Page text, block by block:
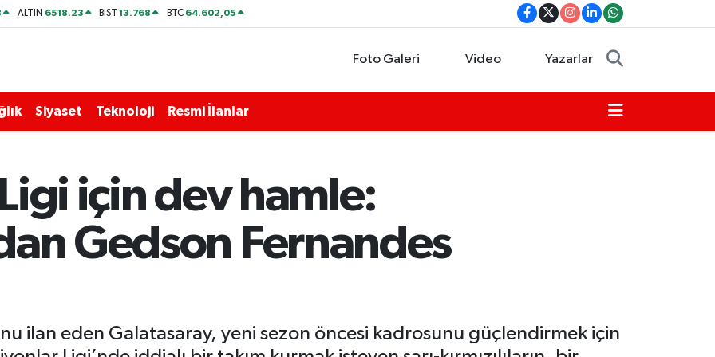
ALTIN 6518.23 BİST13.768 BTC 64.602,05
Foto Galeri Video Yazarlar
Siyaset Teknoloji Resmi İlanlar
için dev hamle:
Gedson Fernandes
ilan eden Galatasaray, yeni sezon öncesi kadrosunu güçlendirmek için